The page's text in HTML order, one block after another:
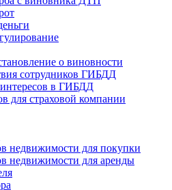
о виновности
сотрудников ГИБДД
в ГИБДД
для страховой компании
недвижимости для покупки
недвижимости для аренды